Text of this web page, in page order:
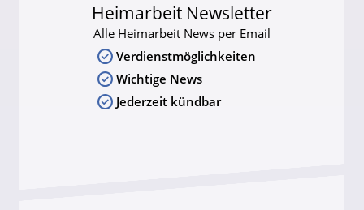
Heimarbeit Newsletter
Alle Heimarbeit News per Email
Verdienstmöglichkeiten
Wichtige News
Jederzeit kündbar